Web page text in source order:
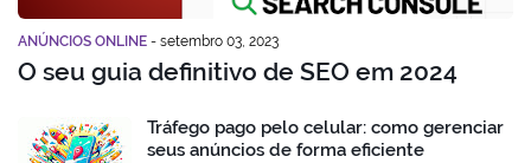
ANÚNCIOS ONLINE - setembro 03, 2023
O seu guia definitivo de SEO em 2024
Tráfego pago pelo celular: como gerenciar
seus anúncios de forma eficiente